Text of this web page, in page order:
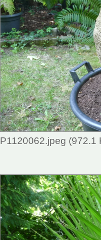
P1120062.jpeg (972.1